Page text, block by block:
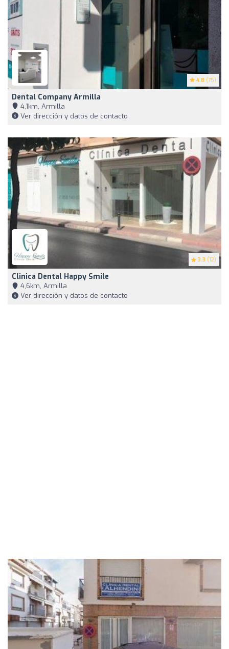
4.8 (75)
Dental Company Armilla
4,1km, Armilla
Ver dirección y datos de contacto
3.3 (12)
Clinica Dental Happy Smile
4,6km, Armilla
Ver dirección y datos de contacto